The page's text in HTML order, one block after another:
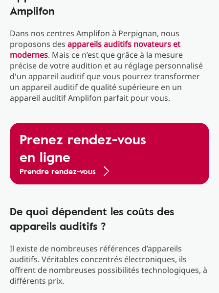
Amplifon
Dans nos centres Amplifon à Perpignan, nous
proposons des appareils auditifs novateurs et
modernes. Mais ce n’est que grâce à la mesure
précise de votre audition et au réglage personnalisé
d'un appareil auditif que vous pourrez transformer
un appareil auditif de qualité supérieure en un
appareil auditif Amplifon parfait pour vous.
Prenez rendez-vous
en ligne
Prendre rendez-vous
De quoi dépendent les coûts des
appareils auditifs ?
Il existe de nombreuses références d’appareils
auditifs. Véritables concentrés électroniques, ils
offrent de nombreuses possibilités technologiques, à
différents prix.